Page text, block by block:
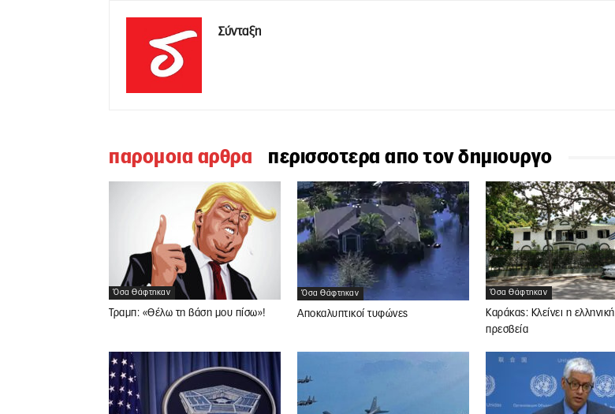
Σύνταξη
παρομοια αρθρα περισσοτερα απο τον δημιουργο
Όσα Θάφτηκαν
Τραμπ: «Θέλω τη βάση μου πίσω»!
Όσα Θάφτηκαν
Αποκαλυπτικοί τυφώνες
Όσα Θάφτηκαν
Καράκας: Κλείνει η ελληνική
πρεσβεία